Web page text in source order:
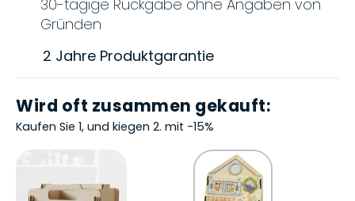
30-tagige Rückgabe ohne Angaben von
Gründen
2 Jahre Produktgarantie
Wird oft zusammen gekauft:
Kaufen Sie 1, und kiegen 2. mit -15%